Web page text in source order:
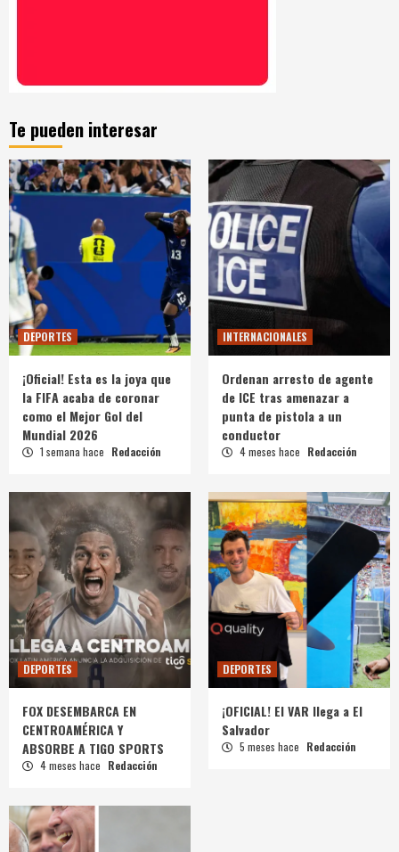
Te pueden interesar
DEPORTES
¡Oficial! Esta es la joya que
la FIFA acaba de coronar
como el Mejor Gol del
Mundial 2026
1 semana hace Redacción
INTERNACIONALES
Ordenan arresto de agente
de ICE tras amenazar a
punta de pistola a un
conductor
4 meses hace Redacción
DEPORTES
FOX DESEMBARCA EN
CENTROAMÉRICA Y
ABSORBE A TIGO SPORTS
4 meses hace Redacción
DEPORTES
¡OFICIAL! El VAR llega a El
Salvador
5 meses hace Redacción